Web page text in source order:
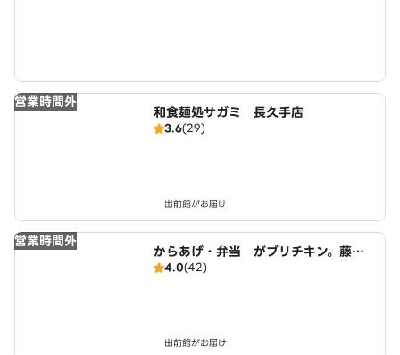
営業時間外
和食麺処サガミ 長久手店
3.6(29)
出前館がお届け
営業時間外
からあげ・弁当 がブリチキン。藤が
丘店
4.0(42)
出前館がお届け